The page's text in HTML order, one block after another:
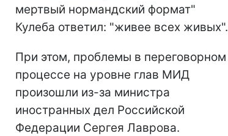
мертвый нормандский формат"
Кулеба ответил: "живее всех живых".
При этом, проблемы в переговорном
процессе на уровне глав МИД
произошли из-за министра
иностранных дел Российской
Федерации Сергея Лаврова.